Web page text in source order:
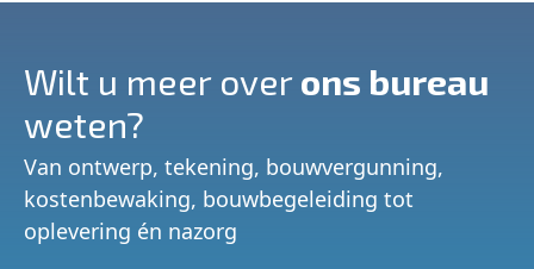
Wilt u meer overons bureau
weten?
Van ontwerp, tekening, bouwvergunning,
kostenbewaking, bouwbegeleiding tot
oplevering én nazorg